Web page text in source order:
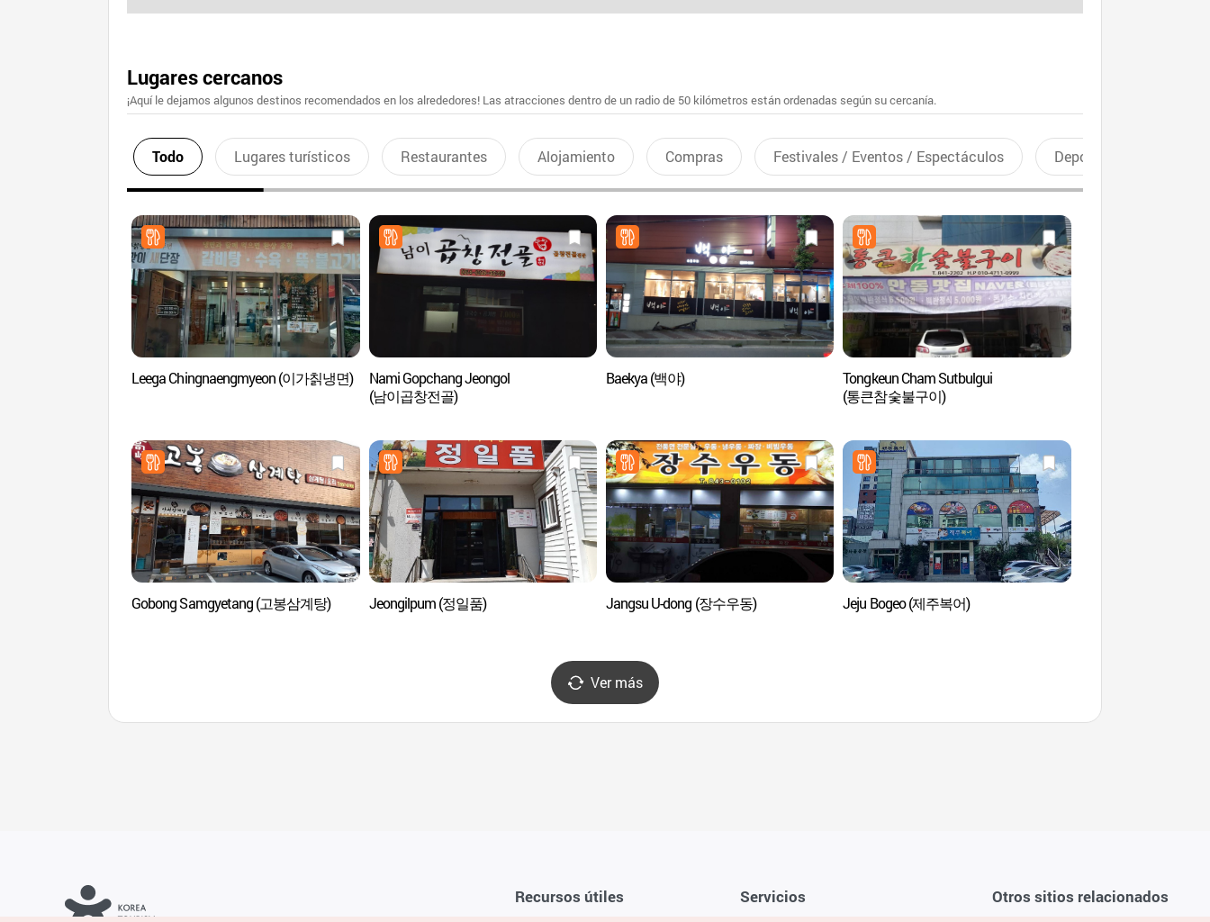
Lugares cercanos
¡Aquí le dejamos algunos destinos recomendados en los alrededores! Las atracciones dentro de un radio de 50 kilómetros están ordenadas según su cercanía.
Todo Lugares turísticos Restaurantes Alojamiento Compras Festivales / Eventos / Espectáculos Deportes recreativos
Leega Chingnaengmyeon (이가칡냉면)
Nami Gopchang Jeongol
(남이곱창전골)
Baekya (백야)
Tongkeun Cham Sutbulgui
(통큰참숯불구이)
Gobong Samgyetang (고봉삼계탕) Jeongilpum (정일품) Jangsu U-dong (장수우동) Jeju Bogeo (제주복어)
Ver más
Recursos útiles Servicios Otros sitios relacionados